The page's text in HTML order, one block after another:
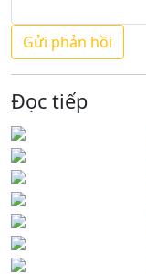
Đọc tiếp